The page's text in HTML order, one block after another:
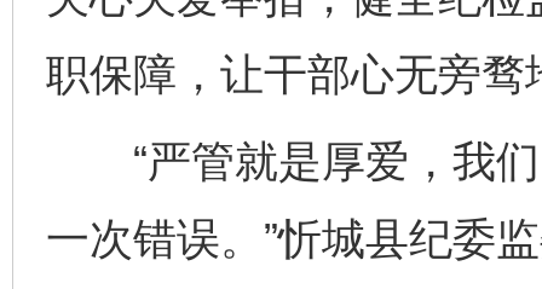
职保障，让干部心无旁骛
“严管就是厚爱，我们
一次错误。”忻城县纪委